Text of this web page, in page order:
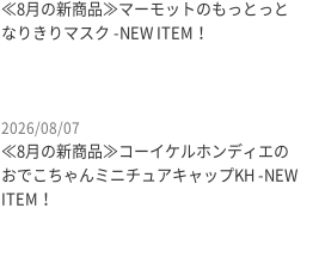
≪8月の新商品≫マーモットのもっとっと
なりきりマスク -NEW ITEM！
2026/08/07
≪8月の新商品≫コーイケルホンディエの
おでこちゃんミニチュアキャップKH -NEW
ITEM！